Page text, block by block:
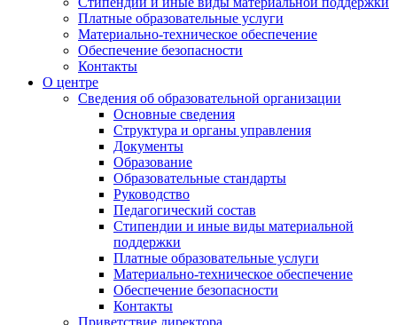
Платные образовательные услуги
Материально-техническое обеспечение
Обеспечение безопасности
Контакты
О центре
Сведения об образовательной организации
Основные сведения
Структура и органы управления
Документы
Образование
Образовательные стандарты
Руководство
Педагогический состав
Стипендии и иные виды материальной
поддержки
Платные образовательные услуги
Материально-техническое обеспечение
Обеспечение безопасности
Контакты
Приветствие директора